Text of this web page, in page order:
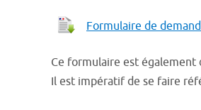
Formulaire de
Ce formulaire est également
Il est impératif de se faire